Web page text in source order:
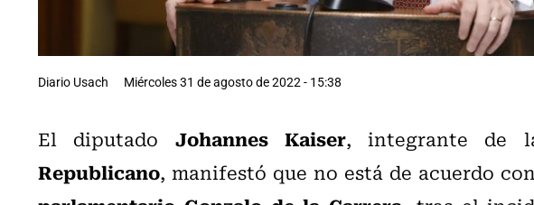
Diario Usach Miércoles 31 de agosto de 2022 - 15:38
El diputado Johannes Kaiser, integrante de
Republicano, manifestó que no está de acuerdo